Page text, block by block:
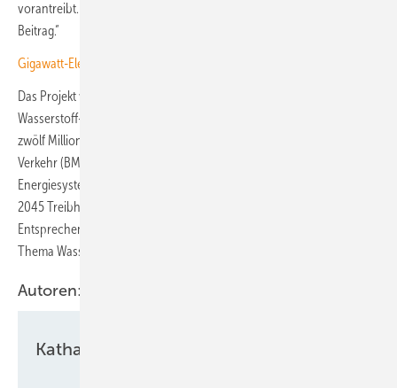
vorantreibt. Dazu leistet dieses Projekt einen wichtigen, regionalen
Beitrag.“
Gigawatt-Elektrolyseur-Fertigung öffnet in Erfurt
Das Projekt wurde im Rahmen des Nationalen Innovationsprogramms
Wasserstoff- und Brennstoffzellentechnologie (NIP) mit insgesamt
zwölf Millionen Euro durch das Bundesministerium für Digitales und
Verkehr (BMDV) gefördert. „Nur grüner Wasserstoff hilft uns, das
Energiesystem nachhaltig umzubauen und unser Ziel zu erreichen, bis
2045 Treibhausgasneutralität zu erreichen“, betonte Jochen Ahn.
Entsprechend wichtig sei es, dass die neue Bundesregierung beim
Thema Wasserstoff aufs Gaspedal drücke.
Autoren:
Katharina Wolf